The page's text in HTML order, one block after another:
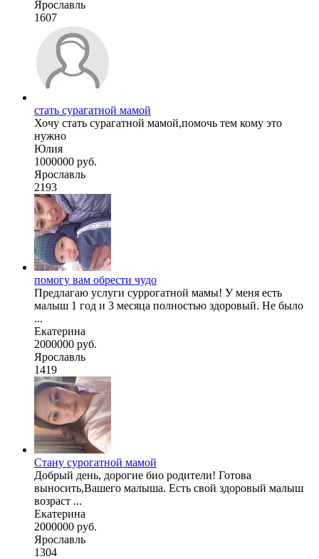
Ярославль
1607
стать сурагатной мамой
Хочу стать сурагатной мамой,помочь тем кому это
нужно
Юлия
1000000 руб.
Ярославль
2193
помогу вам обрести чудо
Предлагаю услуги суррогатной мамы! У меня есть
малыш 1 год и 3 месяца полностью здоровый. Не было
...
Екатерина
2000000 руб.
Ярославль
1419
Стану сурогатной мамой
Добрый день, дорогие био родители! Готова
выносить,Вашего малыша. Есть свой здоровый малыш
возраст ...
Екатерина
2000000 руб.
Ярославль
1304